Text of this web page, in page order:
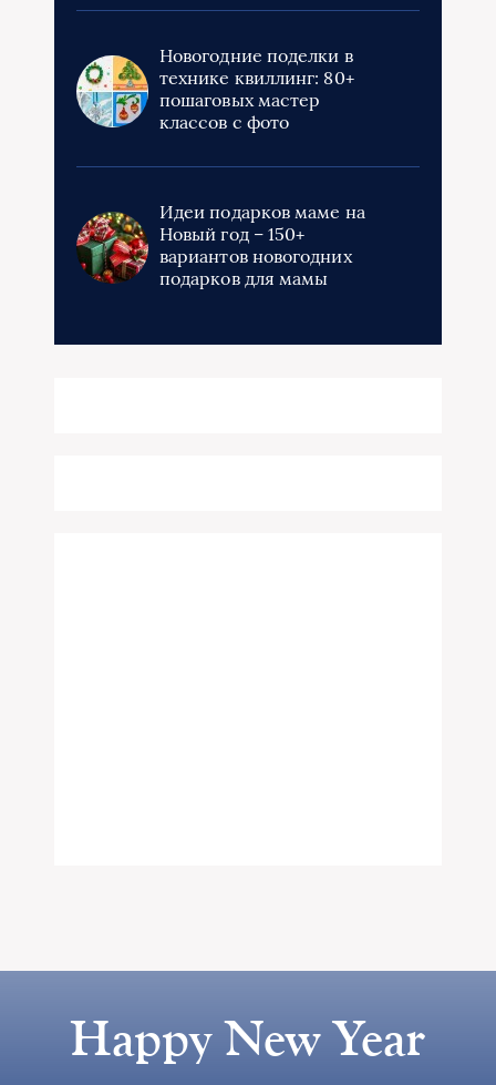
Новогодние поделки в
технике квиллинг: 80+
пошаговых мастер
классов с фото
Идеи подарков маме на
Новый год – 150+
вариантов новогодних
подарков для мамы
Happy New Year